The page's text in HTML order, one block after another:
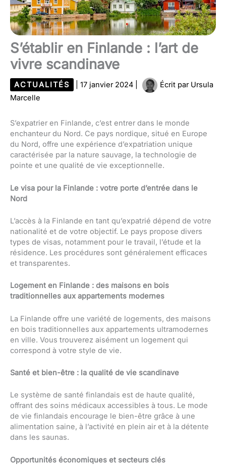
S’établir en Finlande : l’art de
vivre scandinave
ACTUALITÉS 17 janvier 2024 Écrit par Ursula
Marcelle
S’expatrier en Finlande, c’est entrer dans le monde
enchanteur du Nord. Ce pays nordique, situé en Europe
du Nord, offre une expérience d’expatriation unique
caractérisée par la nature sauvage, la technologie de
pointe et une qualité de vie exceptionnelle.
Le visa pour la Finlande : votre porte d’entrée dans le
Nord
L’accès à la Finlande en tant qu’expatrié dépend de votre
nationalité et de votre objectif. Le pays propose divers
types de visas, notamment pour le travail, l’étude et la
résidence. Les procédures sont généralement efficaces
et transparentes.
Logement en Finlande : des maisons en bois
traditionnelles aux appartements modernes
La Finlande offre une variété de logements, des maisons
en bois traditionnelles aux appartements ultramodernes
en ville. Vous trouverez aisément un logement qui
correspond à votre style de vie.
Santé et bien-être : la qualité de vie scandinave
Le système de santé finlandais est de haute qualité,
offrant des soins médicaux accessibles à tous. Le mode
de vie finlandais encourage le bien-être grâce à une
alimentation saine, à l’activité en plein air et à la détente
dans les saunas.
Opportunités économiques et secteurs clés